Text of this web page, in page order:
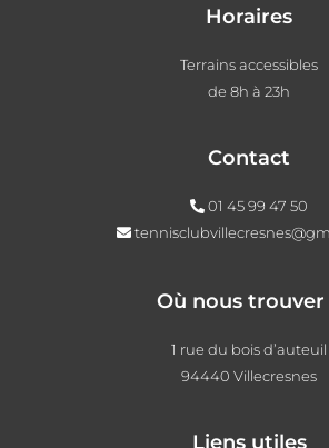
Horaires
Terrains accessibles
de 8h à 23h
Contact
01 45 99 47 50
Où nous trouver
1 rue du bois d’auteuil
94440 Villecresnes
Liens utiles